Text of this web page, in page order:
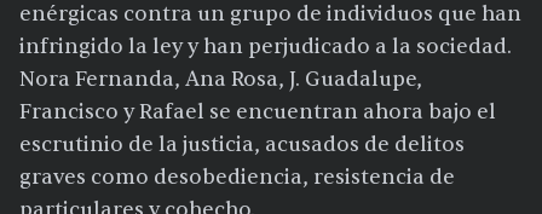
enérgicas contra un grupo de individuos que han
infringido la ley y han perjudicado a la sociedad.
Nora Fernanda, Ana Rosa, J. Guadalupe,
Francisco y Rafael se encuentran ahora bajo el
escrutinio de la justicia, acusados de delitos
graves como desobediencia, resistencia de